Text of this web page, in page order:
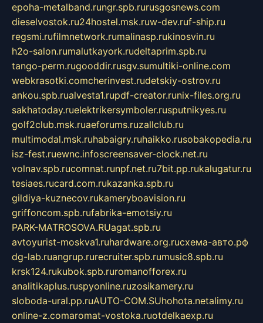
epoha-metalband.rungr.spb.rurusgosnews.com
dieselvostok.ru24hostel.msk.ruw-dev.ruf-ship.ru
regsmi.rufilmnetwork.rumalinasp.rukinosvin.ru
h2o-salon.rumalutkayork.rudeltaprim.spb.ru
tango-perm.rugooddir.rusgv.sumultiki-online.com
webkrasotki.comcherinvest.rudetskiy-ostrov.ru
ankou.spb.rualvesta1.rupdf-creator.runix-files.org.ru
sakhatoday.ruelektrikersymboler.rusputnikyes.ru
golf2club.msk.ruaeforums.ruzallclub.ru
multimodal.msk.ruhabaigry.ruhaikko.rusobakopedia.ru
isz-fest.ruewnc.infoscreensaver-clock.net.ru
volnav.spb.rucomnat.runpf.net.ru7bit.pp.rukalugatur.ru
tesiaes.rucard.com.rukazanka.spb.ru
gildiya-kuznecov.rukameryboavision.ru
griffoncom.spb.rufabrika-emotsiy.ru
PARK-MATROSOVA.RUagat.spb.ru
avtoyurist-moskva1.ruhardware.org.ruсхема-авто.рф
dg-lab.ruangrup.rurecruiter.spb.rumusic8.spb.ru
krsk124.rukubok.spb.ruromanofforex.ru
analitikaplus.ruspyonline.ruzosikamery.ru
sloboda-ural.pp.ruAUTO-COM.SUhohota.netalimy.ru
online-z.comaromat-vostoka.ruotdelkaexp.ru